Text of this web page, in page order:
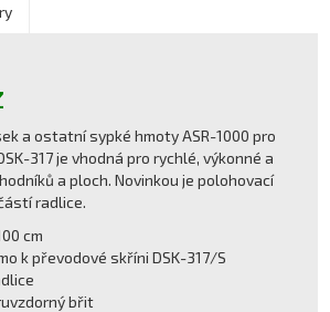
a ostatní sypké hmoty ASR-1000 pro
317 je vhodná pro rychlé, výkonné a
a ploch. Novinkou je polohovací
radlice.
cm
k převodové skříni DSK-317/S
břit